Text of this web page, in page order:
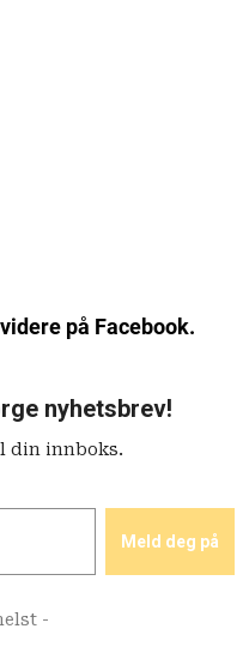
på Facebook.